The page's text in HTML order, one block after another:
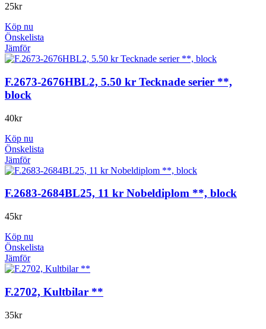
25kr
Köp nu
Önskelista
Jämför
F.2673-2676HBL2, 5.50 kr Tecknade serier **,
block
40kr
Köp nu
Önskelista
Jämför
F.2683-2684BL25, 11 kr Nobeldiplom **, block
45kr
Köp nu
Önskelista
Jämför
F.2702, Kultbilar **
35kr